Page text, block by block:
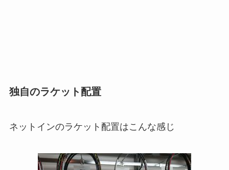
独自のラケット配置
ネットインのラケット配置はこんな感じ